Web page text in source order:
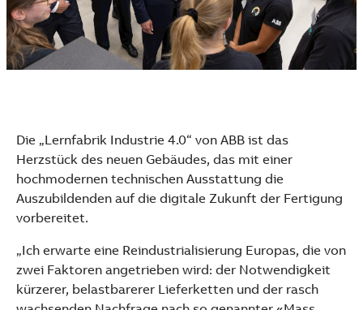
Die „Lernfabrik Industrie 4.0“ von ABB ist das
Herzstück des neuen Gebäudes, das mit einer
hochmodernen technischen Ausstattung die
Auszubildenden auf die digitale Zukunft der Fertigung
vorbereitet.
„Ich erwarte eine Reindustrialisierung Europas, die von
zwei Faktoren angetrieben wird: der Notwendigkeit
kürzerer, belastbarerer Lieferketten und der rasch